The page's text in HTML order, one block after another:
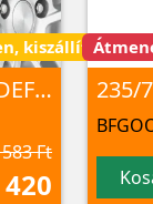
kiszállítás 3 -
235/70R16 WINTER DEFENDER Ice I-15 SUV 106 T NORD
Ft